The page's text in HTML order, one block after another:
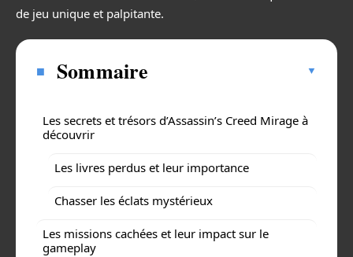
de jeu unique et palpitante.
Sommaire
Les secrets et trésors d’Assassin’s Creed Mirage à
découvrir
Les livres perdus et leur importance
Chasser les éclats mystérieux
Les missions cachées et leur impact sur le
gameplay